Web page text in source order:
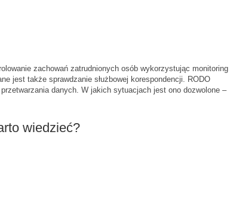
zachowań zatrudnionych osób wykorzystując monitoring
jest także sprawdzanie służbowej korespondencji. RODO
danych. W jakich sytuacjach jest ono dozwolone –
wiedzieć?